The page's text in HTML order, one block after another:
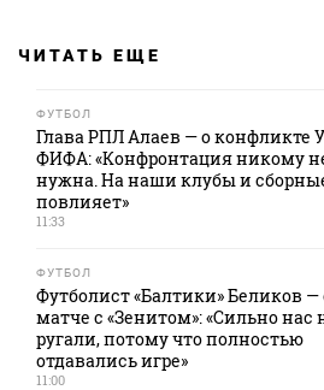
ЧИТАТЬ ЕЩЕ
ФУТБОЛ
Глава РПЛ Алаев — о конфликте
ФИФА: «Конфронтация никому
нужна. На наши клубы и
повлияет»
11:33
ФУТБОЛ
Футболист «Балтики» Беликов —
матче с «Зенитом»: «Сильно нас
ругали, потому что полностью
отдавались игре»
11:00